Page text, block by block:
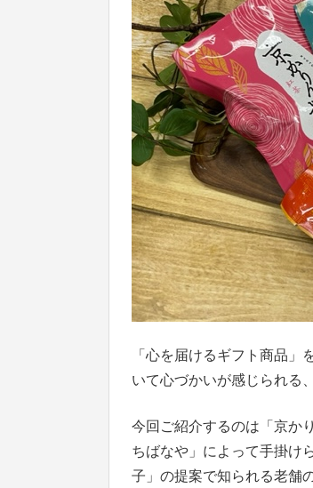
「心を届けるギフト商品
いて心づかいが感じられる
今回ご紹介するのは「京か
ちばなや」によって手掛け
子」の提案で知られる老舗